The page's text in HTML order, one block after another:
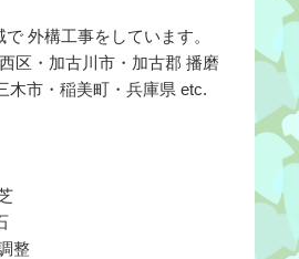
外構工事をしています。
区・加古川市・加古郡 播磨
木市・稲美町・兵庫県 etc.
整